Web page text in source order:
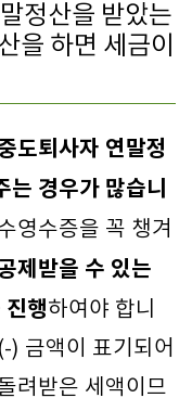
정산을 받았는
을 하면 세금이
도퇴사자 연말정
경우가 많습니
영수증을 꼭 챙겨
제받을 수 있는
행하여야 합니
) 금액이 표기되어
려받은 세액이므